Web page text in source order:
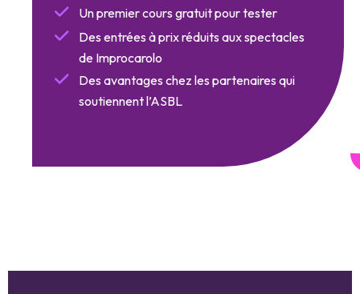
Un premier cours gratuit pour tester
Des entrées à prix réduits aux spectacles
de Improcarolo
Des avantages chez les partenaires qui
soutiennent l’ASBL